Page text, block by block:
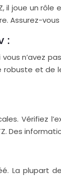
joue un
Assurez-
:
n’avez
et de
Vérifiez
Des
La